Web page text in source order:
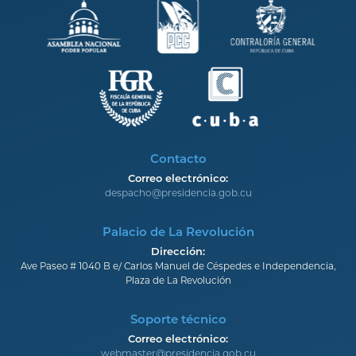
Contacto
Correo electrónico:
despacho@presidencia.gob.cu
Palacio de La Revolución
Dirección:
Ave Paseo # 1040 B e/ Carlos Manuel de Céspedes e Independencia,
Plaza de La Revolución
Soporte técnico
Correo electrónico:
webmaster@presidencia.gob.cu